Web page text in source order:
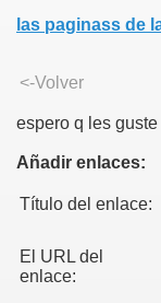
las paginass de
<-Volver
espero q les guste
Añadir enlaces:
Título del enlace:
El URL del
enlace: